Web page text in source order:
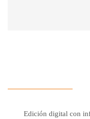
Edición digital con